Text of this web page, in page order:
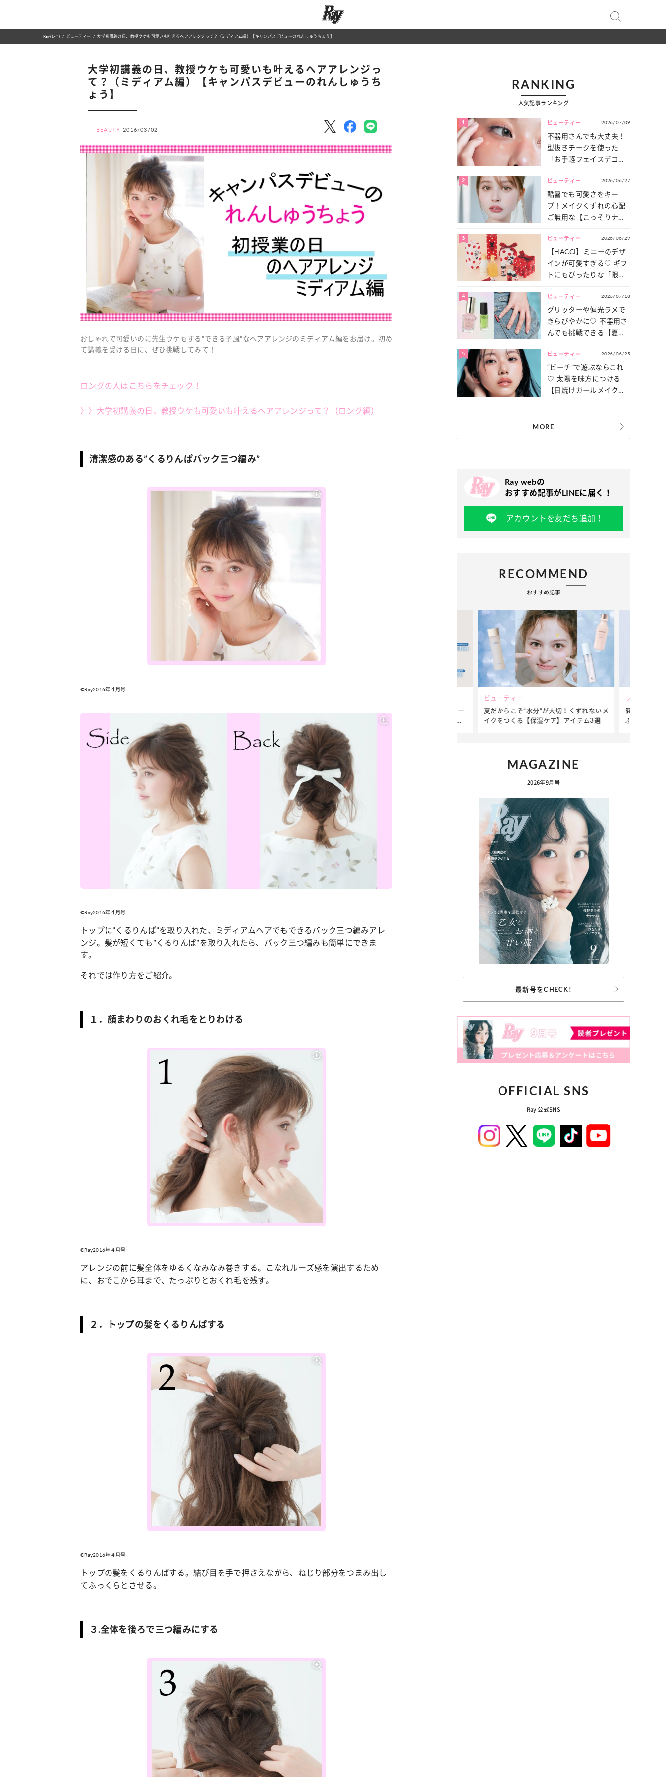
Ray(レイ) ビューティー 大学初講義の日、教授ウケも可愛いも叶えるヘアアレンジって？（ミディアム編）【キャンパスデビューのれんしゅうちょう】
大学初講義の日、教授ウケも可愛いも叶えるヘアアレンジっ
て？（ミディアム編）【キャンパスデビューのれんしゅうち
ょう】
BEAUTY 2016/03/02
おしゃれで可愛いのに先生ウケもする”できる子風”なヘアアレンジのミディアム編をお届け。初め
て講義を受ける日に、ぜひ挑戦してみて！
ロングの人はこちらをチェック！
〉〉大学初講義の日、教授ウケも可愛いも叶えるヘアアレンジって？（ロング編）
清潔感のある”くるりんぱバック三つ編み”
©Ray2016年４月号
©Ray2016年４月号
トップに”くるりんぱ”を取り入れた、ミディアムヘアでもできるバック三つ編みアレ
ンジ。髪が短くても”くるりんぱ”を取り入れたら、バック三つ編みも簡単にできま
す。
それでは作り方をご紹介。
１．顔まわりのおくれ毛をとりわける
©Ray2016年４月号
アレンジの前に髪全体をゆるくなみなみ巻きする。こなれルーズ感を演出するため
に、おでこから耳まで、たっぷりとおくれ毛を残す。
２．トップの髪をくるりんぱする
©Ray2016年４月号
トップの髪をくるりんぱする。結び目を手で押さえながら、ねじり部分をつまみ出し
てふっくらとさせる。
３.全体を後ろで三つ編みにする
RANKING
人気記事ランキング
1 ビューティー 2026/07/09
不器用さんでも大丈夫！
型抜きチークを使った
「お手軽フェイスデコ」
2 ビューティー 2026/06/27
酷暑でも可愛さをキー
プ！メイクくずれの心配
ご無用な【こっそりナチ
3 ビューティー 2026/06/29
【HACCI】ミニーのデザ
インが可愛すぎる♡ ギフ
トにもぴったりな「限定
4 ビューティー 2026/07/18
グリッターや偏光ラメで
きらびやかに♡ 不器用さ
んでも挑戦できる【夏ネ
5 ビューティー 2026/06/25
“ビーチ”で遊ぶならこれ
♡ 太陽を味方につける
【日焼けガールメイク】
MORE
Ray webの
おすすめ記事がLINEに届く！
アカウントを友だち追加！
RECOMMEND
おすすめ記事
【Dリーグ】Ray世代注目のプロダンサー
集団♡ 各チームを彩る「イケメンダンサ
ー」特集
ビューティー
夏だからこそ“水分”が大切！くずれないメ
イクをつくる【保湿ケア】アイテム3選
ファッション
簡単アレン
ぷりの【そ
MAGAZINE
2026年9月号
最新号をCHECK!
OFFICIAL SNS
Ray 公式SNS